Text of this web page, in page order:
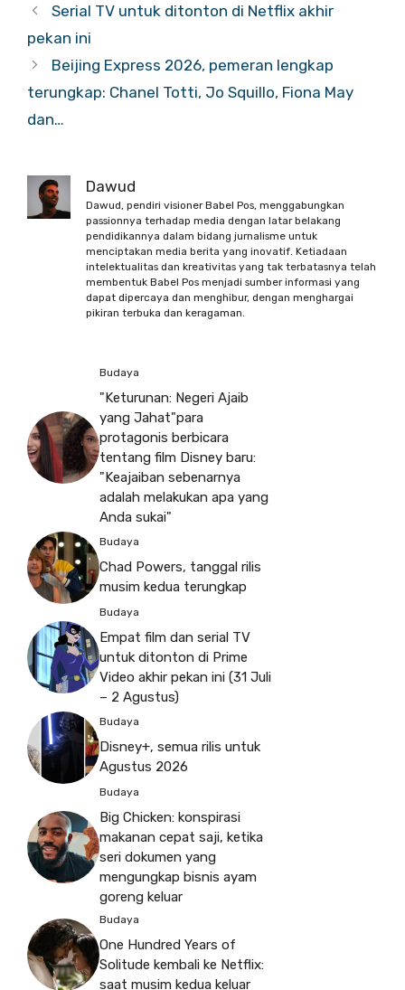
Serial TV untuk ditonton di Netflix akhir
pekan ini
Beijing Express 2026, pemeran lengkap
terungkap: Chanel Totti, Jo Squillo, Fiona May
dan…
Dawud
Dawud, pendiri visioner Babel Pos, menggabungkan
passionnya terhadap media dengan latar belakang
pendidikannya dalam bidang jurnalisme untuk
menciptakan media berita yang inovatif. Ketiadaan
intelektualitas dan kreativitas yang tak terbatasnya telah
membentuk Babel Pos menjadi sumber informasi yang
dapat dipercaya dan menghibur, dengan menghargai
pikiran terbuka dan keragaman.
Budaya
"Keturunan: Negeri Ajaib
yang Jahat"para
protagonis berbicara
tentang film Disney baru:
"Keajaiban sebenarnya
adalah melakukan apa yang
Anda sukai"
Budaya
Chad Powers, tanggal rilis
musim kedua terungkap
Budaya
Empat film dan serial TV
untuk ditonton di Prime
Video akhir pekan ini (31 Juli
– 2 Agustus)
Budaya
Disney+, semua rilis untuk
Agustus 2026
Budaya
Big Chicken: konspirasi
makanan cepat saji, ketika
seri dokumen yang
mengungkap bisnis ayam
goreng keluar
Budaya
One Hundred Years of
Solitude kembali ke Netflix:
saat musim kedua keluar